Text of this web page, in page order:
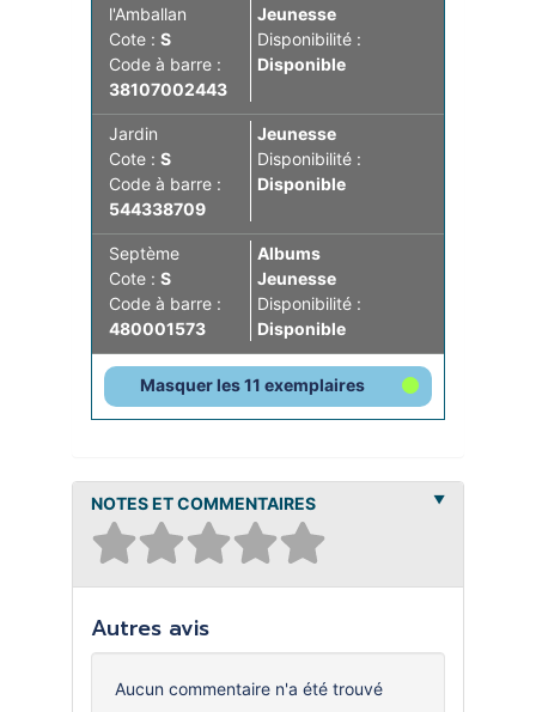
l'Amballan
Cote : S
Code à barre :
38107002443
Jeunesse
Disponibilité :
Disponible
Jardin
Cote : S
Code à barre :
544338709
Jeunesse
Disponibilité :
Disponible
Septème
Cote : S
Code à barre :
480001573
Albums
Jeunesse
Disponibilité :
Disponible
Masquer les 11 exemplaires
NOTES ET COMMENTAIRES
Autres avis
Aucun commentaire n'a été trouvé